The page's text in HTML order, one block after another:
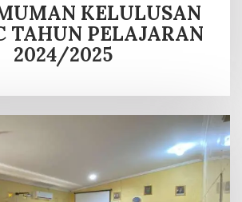
KELULUSAN
TAHUN PELAJARAN
2024/2025